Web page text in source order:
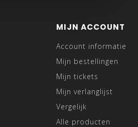
MIJN ACCOUNT
Account informatie
Mijn bestellingen
Mijn tickets
Mijn verlanglijst
Vergelijk
Alle producten